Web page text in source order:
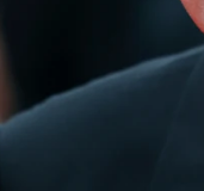
16:53
en 2023 que